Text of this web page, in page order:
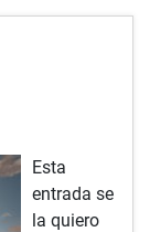
Esta
entrada se
la quiero